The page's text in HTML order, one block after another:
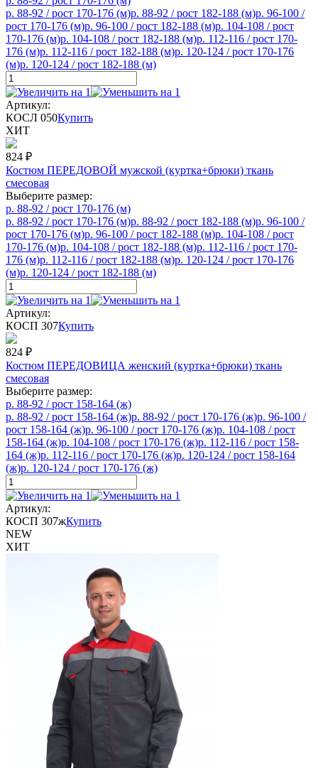
р. 88-92 / рост 170-176 (м)р. 88-92 / рост 182-188 (м)р. 96-100 /
рост 170-176 (м)р. 96-100 / рост 182-188 (м)р. 104-108 / рост
170-176 (м)р. 104-108 / рост 182-188 (м)р. 112-116 / рост 170-
176 (м)р. 112-116 / рост 182-188 (м)р. 120-124 / рост 170-176
(м)р. 120-124 / рост 182-188 (м)
Артикул:
КОСЛ 050Купить
ХИТ
824 ₽
Костюм ПЕРЕДОВОЙ мужской (куртка+брюки) ткань
смесовая
Выберите размер:
р. 88-92 / рост 170-176 (м)
р. 88-92 / рост 170-176 (м)р. 88-92 / рост 182-188 (м)р. 96-100 /
рост 170-176 (м)р. 96-100 / рост 182-188 (м)р. 104-108 / рост
170-176 (м)р. 104-108 / рост 182-188 (м)р. 112-116 / рост 170-
176 (м)р. 112-116 / рост 182-188 (м)р. 120-124 / рост 170-176
(м)р. 120-124 / рост 182-188 (м)
Артикул:
КОСП 307Купить
824 ₽
Костюм ПЕРЕДОВИЦА женский (куртка+брюки) ткань
смесовая
Выберите размер:
р. 88-92 / рост 158-164 (ж)
р. 88-92 / рост 158-164 (ж)р. 88-92 / рост 170-176 (ж)р. 96-100 /
рост 158-164 (ж)р. 96-100 / рост 170-176 (ж)р. 104-108 / рост
158-164 (ж)р. 104-108 / рост 170-176 (ж)р. 112-116 / рост 158-
164 (ж)р. 112-116 / рост 170-176 (ж)р. 120-124 / рост 158-164
(ж)р. 120-124 / рост 170-176 (ж)
Артикул:
КОСП 307жКупить
NEW
ХИТ